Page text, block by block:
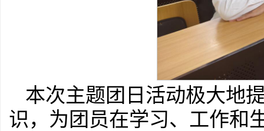
本次主题团日活动极大地
识，为团员在学习、工作和